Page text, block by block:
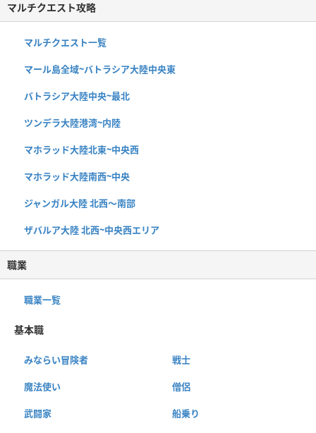
マルチクエスト攻略
マルチクエスト一覧
マール島全域~バトラシア大陸中央東
バトラシア大陸中央~最北
ツンデラ大陸港湾~内陸
マホラッド大陸北東~中央西
マホラッド大陸南西~中央
ジャンガル大陸 北西〜南部
ザバルア大陸 北西~中央西エリア
職業
職業一覧
基本職
みならい冒険者 戦士
魔法使い 僧侶
武闘家 船乗り